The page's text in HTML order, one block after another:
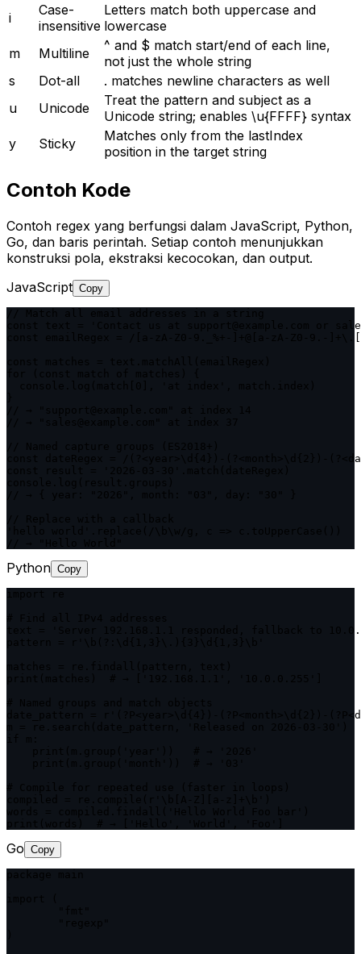
i
Case-
insensitive
Letters match both uppercase and
lowercase
m
Multiline
^ and $ match start/end of each line,
not just the whole string
s
Dot-all
. matches newline characters as well
u
Unicode
Treat the pattern and subject as a
Unicode string; enables \u{FFFF} syntax
y
Sticky
Matches only from the lastIndex
position in the target string
Contoh Kode
Contoh regex yang berfungsi dalam JavaScript, Python,
Go, dan baris perintah. Setiap contoh menunjukkan
konstruksi pola, ekstraksi kecocokan, dan output.
JavaScript Copy
const text = 'Contact us at support@example.com or
const dateRegex = /(?<year>\d{4})-(?<month>\d{2})-
Python Copy
text = 'Server 192.168.1.1 responded, fallback to
date_pattern = r'(?P<year>\d{4})-(?P<month>\d{2})-
Go Copy